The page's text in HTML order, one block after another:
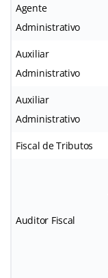
Agente
Administrativo
Auxiliar
Administrativo
Auxiliar
Administrativo
Fiscal de Tributos
Auditor Fiscal